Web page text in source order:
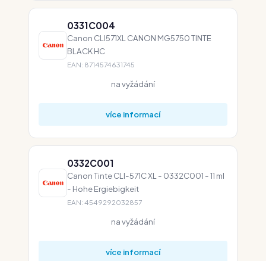
0331C004
Canon CLI571XL CANON MG5750 TINTE
BLACK HC
EAN: 8714574631745
na vyžádání
více informací
0332C001
Canon Tinte CLI-571C XL - 0332C001 - 11 ml
- Hohe Ergiebigkeit
EAN: 4549292032857
na vyžádání
více informací